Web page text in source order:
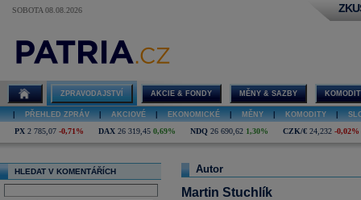
SOBOTA 08.08.2026
Stuchlík
ZPRAVODAJSTVÍ AKCIE & FONDY MĚNY & SAZBY
PŘEHLED ZPRÁV AKCIOVÉ EKONOMICKÉ MĚNY KOMODITY
PX 2 785,07 -0,71% DAX 26 319,45 0,69% NDQ 26 690,62 1,30% CZK/€ 24,232 -0,02%
HLEDAT V KOMENTÁŘÍCH Autor
Martin Stuchlík